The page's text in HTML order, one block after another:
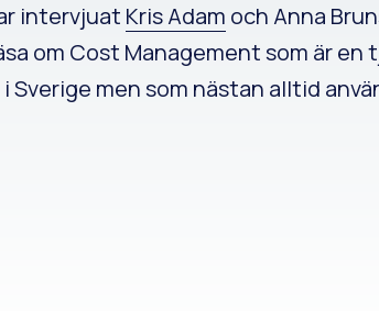
intervjuat Kris Adam och Anna
om Cost Management som är en
Sverige men som nästan alltid